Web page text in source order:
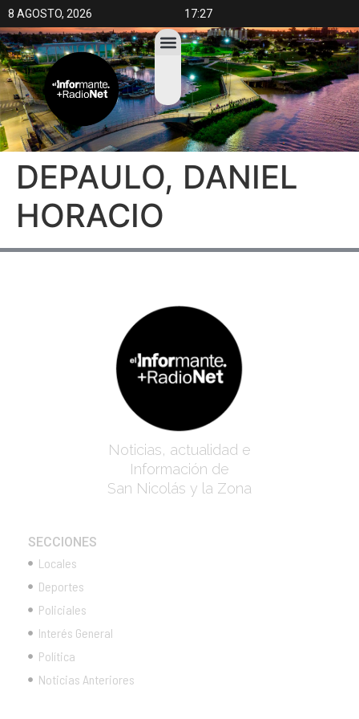
8 AGOSTO, 2026 17:27
DEPAULO, DANIEL
HORACIO
Noticias, actualidad e
Información de
San Nicolás y la Zona
SECCIONES
Locales
Deportes
Policiales
Interés General
Política
Noticias Anteriores